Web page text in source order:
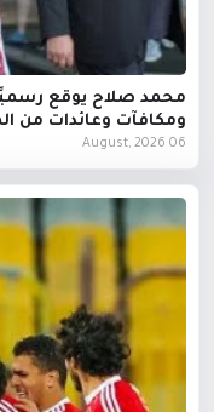
محمد صلاح يوقع
ومكافآت وعائدات من
06 August, 2026